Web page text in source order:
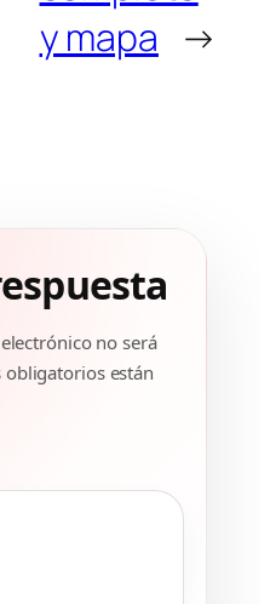
y mapa →
no será
obligatorios están